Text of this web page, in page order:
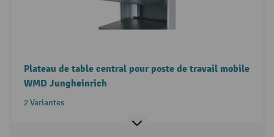
Plateau de table central pour poste de travail mobile
WMD Jungheinrich
2 Variantes